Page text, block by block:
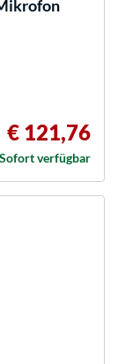
€ 121,76
Sofort verfügbar